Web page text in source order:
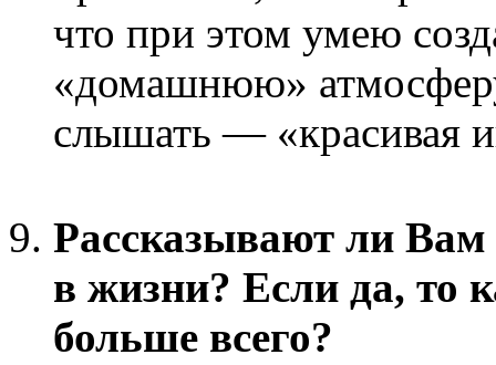
что при этом умею
«домашнюю»
слышать — «красивая
Рассказывают ли Вам
в жизни? Если да, то
больше всего?